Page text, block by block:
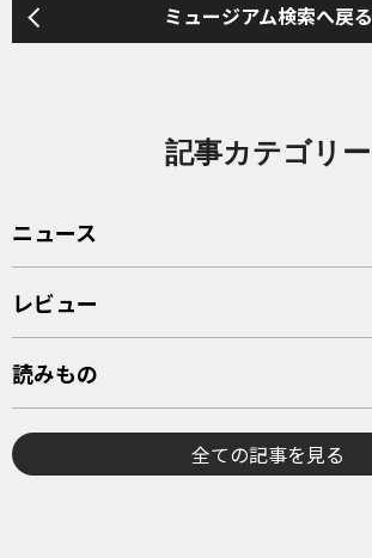
ミュージアム検索へ戻る
記事カテゴリー
ニュース
レビュー
読みもの
全ての記事を見る